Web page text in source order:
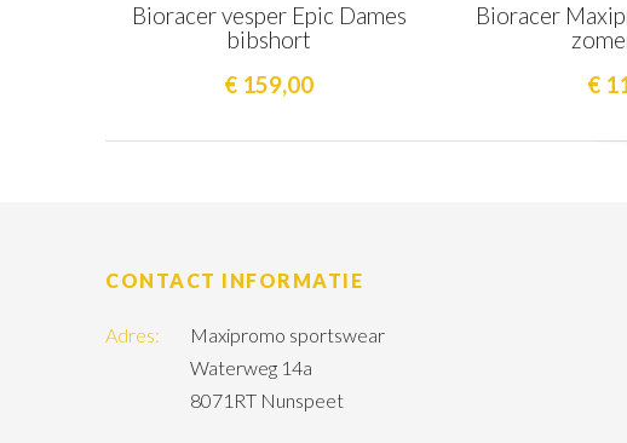
Bioracer vesper Epic Dames
bibshort
€ 159,00
Bioracer
€
CONTACT INFORMATIE
Adres:
Maxipromo sportswear
Waterweg 14a
8071RT Nunspeet